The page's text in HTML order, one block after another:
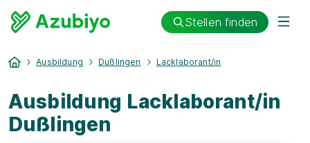
Stellen finden
Ausbildung Dußlingen Lacklaborant/in
Ausbildung Lacklaborant/in
Dußlingen